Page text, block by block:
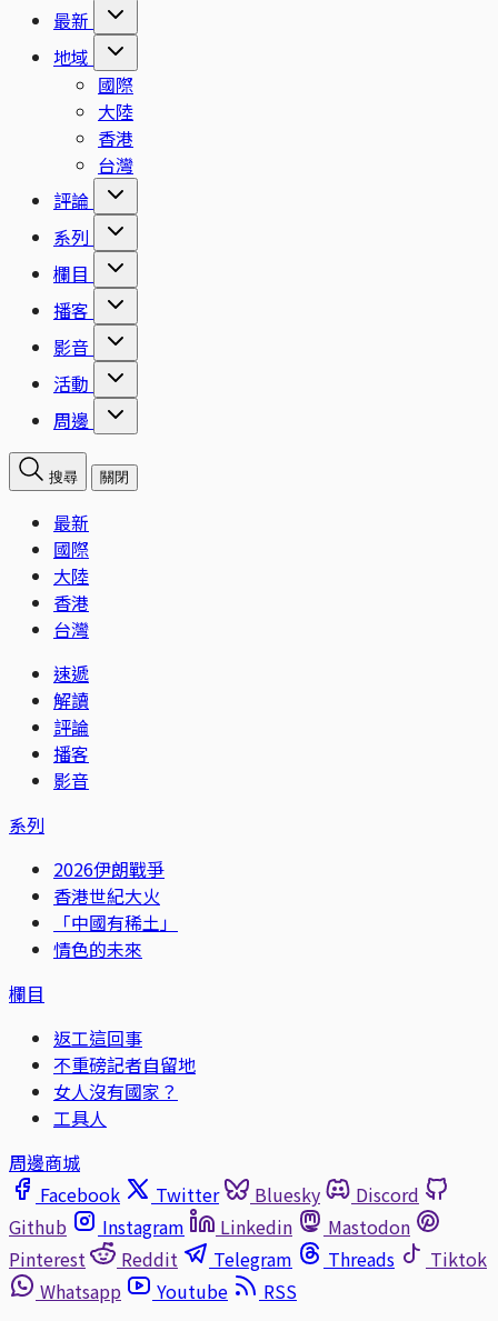
最新
地域
國際
大陸
香港
台灣
評論
系列
欄目
播客
影音
活動
周邊
搜尋 關閉
最新
國際
大陸
香港
台灣
速遞
解讀
評論
播客
影音
系列
2026伊朗戰爭
香港世紀大火
「中國有稀土」
情色的未來
欄目
返工這回事
不重磅記者自留地
女人沒有國家？
工具人
周邊商城
Facebook
Twitter Bluesky
Discord
Github
Instagram Linkedin
Mastodon
Pinterest
Reddit Telegram Threads
Tiktok
Whatsapp
Youtube
RSS